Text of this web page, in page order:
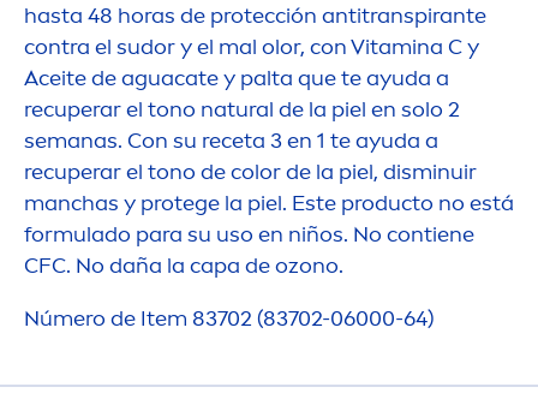
hasta 48 horas de protección antitranspirante
contra el sudor y el mal olor, conVitamina C y
Aceite de aguacate y palta que te ayuda a
recuperar el tono natural de la piel en solo 2
semanas. Con su receta 3 en 1 te ayuda a
recuperar el tono decolorde la piel, disminuir
manchas y protege la piel. Este producto no está
formulado para su uso en niños. No contiene
CFC. No daña la capa de ozono.
Número de Item 83702 (83702-06000-64)